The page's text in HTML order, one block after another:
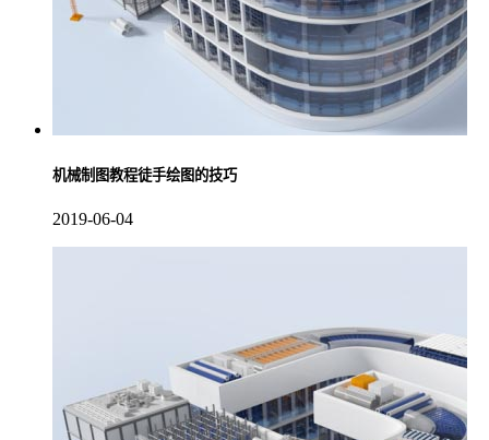
机械制图教程徒手绘图的技巧
2019-06-04